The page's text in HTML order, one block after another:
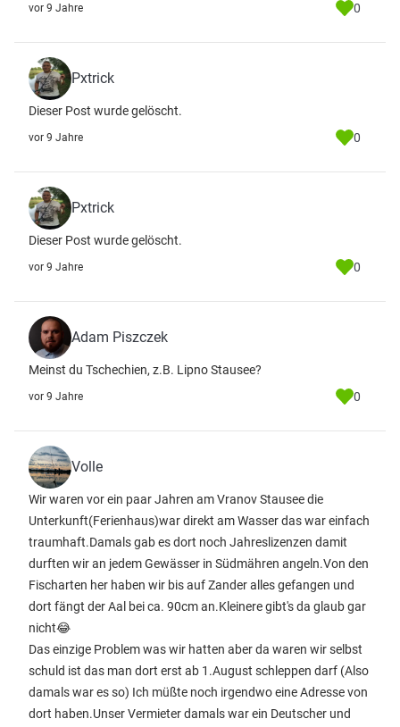
vor 9 Jahre 0
Pxtrick
Dieser Post wurde gelöscht.
vor 9 Jahre 0
Pxtrick
Dieser Post wurde gelöscht.
vor 9 Jahre 0
Adam Piszczek
Meinst du Tschechien, z.B. Lipno Stausee?
vor 9 Jahre 0
Volle
Wir waren vor ein paar Jahren am Vranov Stausee die
Unterkunft(Ferienhaus)war direkt am Wasser das war einfach
traumhaft.Damals gab es dort noch Jahreslizenzen damit
durften wir an jedem Gewässer in Südmähren angeln.Von den
Fischarten her haben wir bis auf Zander alles gefangen und
dort fängt der Aal bei ca. 90cm an.Kleinere gibt's da glaub gar
nicht😂
Das einzige Problem was wir hatten aber da waren wir selbst
schuld ist das man dort erst ab 1.August schleppen darf (Also
damals war es so) Ich müßte noch irgendwo eine Adresse von
dort haben.Unser Vermieter damals war ein Deutscher und